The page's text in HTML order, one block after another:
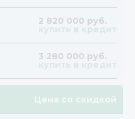
2 820 000 руб.
купить в кредит
3 280 000 руб.
купить в кредит
Цена со скидкой